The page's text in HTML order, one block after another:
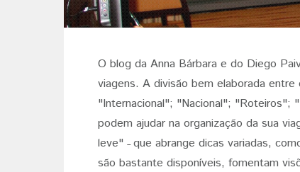
O blog da Anna Bárbara e do Diego
viagens. A divisão bem elaborada
"Internacional"; "Nacional"; "Roteiros";
podem ajudar na organização da sua
leve" – que abrange dicas variadas,
são bastante disponíveis, fomentam